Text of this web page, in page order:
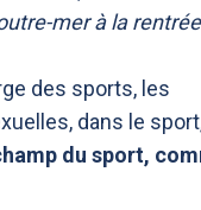
mer à la
des sports, les
dans le
du sport,